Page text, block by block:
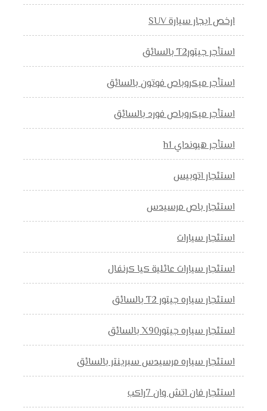
ارخص ايجار سيارة SUV
استأجر جيتورT2 بالسائق
استأجر ميكروباص فوتون بالسائق
استأجر ميكروباص فورد بالسائق
استأجر هيونداي h1
استئجار اتوبيس
استئجار باص مرسيدس
استئجار سيارات
استئجار سيارات عائلية كيا كرنفال
استئجار سياره جيتور T2 بالسائق
استئجار سياره جيتورX90 بالسائق
استئجار سياره مرسيدس سبرينتر بالسائق
استئجار فان اتش وان 7راكب